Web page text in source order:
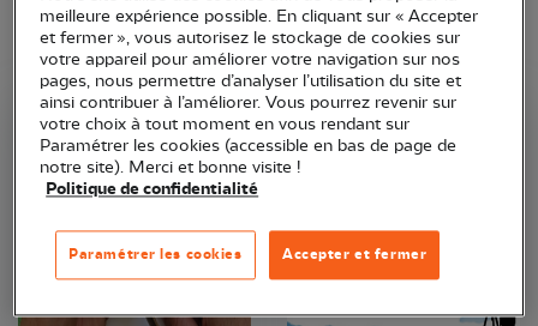
LPO Bourgogne-Franche-Comté LPO Occitanie
meilleure expérience possible. En cliquant sur « Accepter
et fermer », vous autorisez le stockage de cookies sur
votre appareil pour améliorer votre navigation sur nos
pages, nous permettre d’analyser l’utilisation du site et
ainsi contribuer à l’améliorer. Vous pourrez revenir sur
votre choix à tout moment en vous rendant sur
Paramétrer les cookies (accessible en bas de page de
notre site). Merci et bonne visite !
Politique de confidentialité
Accepter et fermer
Paramétrer les cookies